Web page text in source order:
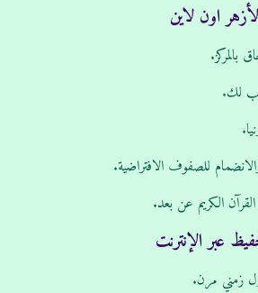
اون لاين
بالمركز.
لك.
للصفوف الافتراضية.
الكريم عن بعد.
عبر الإنترنت
زمني مرن.